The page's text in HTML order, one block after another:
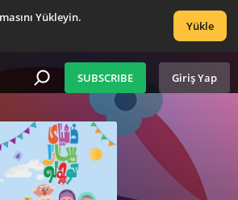
Yükleyin.
Yükle
SUBSCRIBE Giriş Yap